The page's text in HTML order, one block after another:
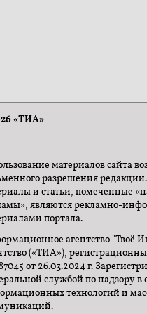
«ТИА»
материалов сайта
разрешения
и статьи, помеченные
являются рекламно-
портала.
агентство "Твоё
(«ТИА»),
от 26.03.2024 г.
службой по надзору в
технологий и